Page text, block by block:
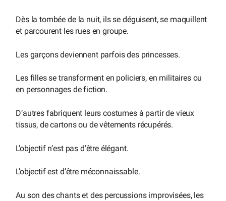
Dès la tombée de la nuit, ils se déguisent, se maquillent
et parcourent les rues en groupe.
Les garçons deviennent parfois des princesses.
Les filles se transforment en policiers, en militaires ou
en personnages de fiction.
D’autres fabriquent leurs costumes à partir de vieux
tissus, de cartons ou de vêtements récupérés.
L’objectif n’est pas d’être élégant.
L’objectif est d’être méconnaissable.
Au son des chants et des percussions improvisées, les